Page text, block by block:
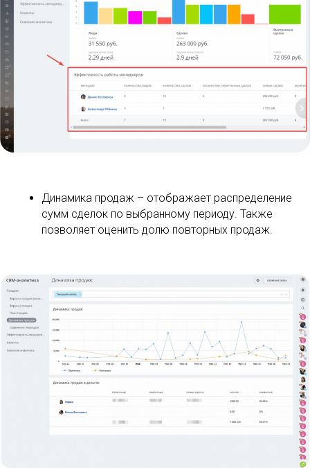
Динамика продаж – отображает распределение
сумм сделок по выбранному периоду. Также
позволяет оценить долю повторных продаж.